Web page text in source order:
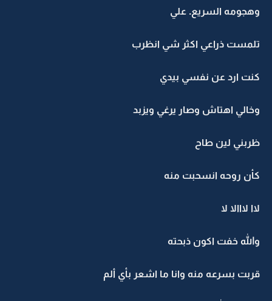
وهجومه السريع. علي
تلمست ذراعي اكثر شي انظرب
كنت ارد عن نفسي بيدي
وخالي اهتاش وصار يرغي ويزبد
ظربني لين طاح
كأن روحه انسحبت منه
لاا لااالا لا
والله خفت اكون ذبحته
قربت بسرعه منه وانا ما اشعر بأي ألم